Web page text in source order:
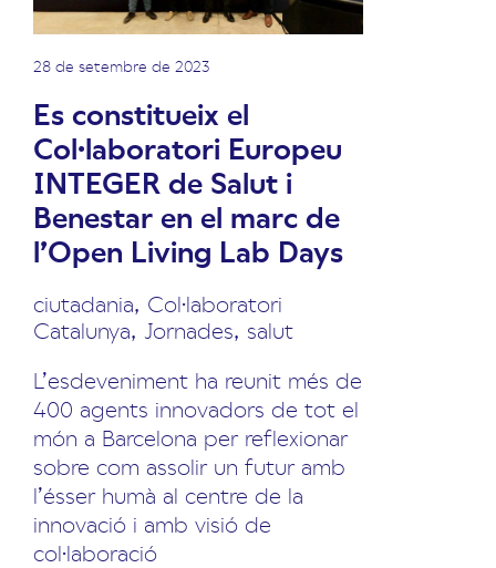
28 de setembre de 2023
Es constitueix el
Col·laboratori Europeu
INTEGER de Salut i
Benestar en el marc de
l’Open Living Lab Days
ciutadania, Col·laboratori
Catalunya, Jornades, salut
L’esdeveniment ha reunit més de
400 agents innovadors de tot el
món a Barcelona per reflexionar
sobre com assolir un futur amb
l’ésser humà al centre de la
innovació i amb visió de
col·laboració